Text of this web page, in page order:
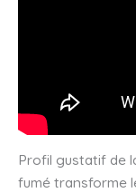
Profil gustatif de
fumé transforme